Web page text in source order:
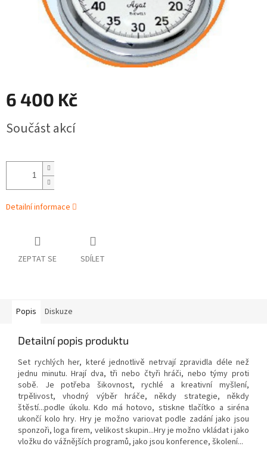
6 400 Kč
cena:
Součást akcí
Detailní informace
ZEPTAT SE SDÍLET
Popis Diskuze
Detailní popis produktu
Set rychlých her, které jednotlivě netrvají zpravidla déle než
jednu minutu. Hrají dva, tři nebo čtyři hráči, nebo týmy proti
sobě. Je potřeba šikovnost, rychlé a kreativní myšlení,
trpělivost, vhodný výběr hráče, někdy strategie, někdy
štěstí...podle úkolu. Kdo má hotovo, stiskne tlačítko a siréna
ukončí kolo hry. Hry je možno variovat podle zadání jako jsou
sponzoři, loga firem, velikost skupin...Hry je možno vkládat i jako
vložku do vážnějších programů, jako jsou konference, školení...